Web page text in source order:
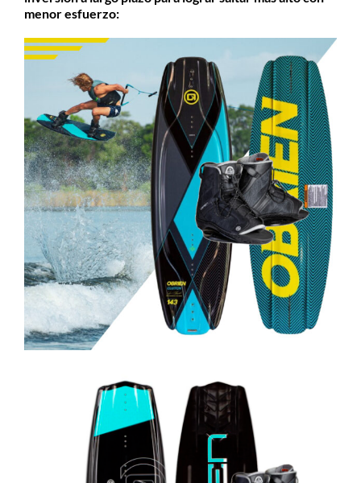
menor esfuerzo: